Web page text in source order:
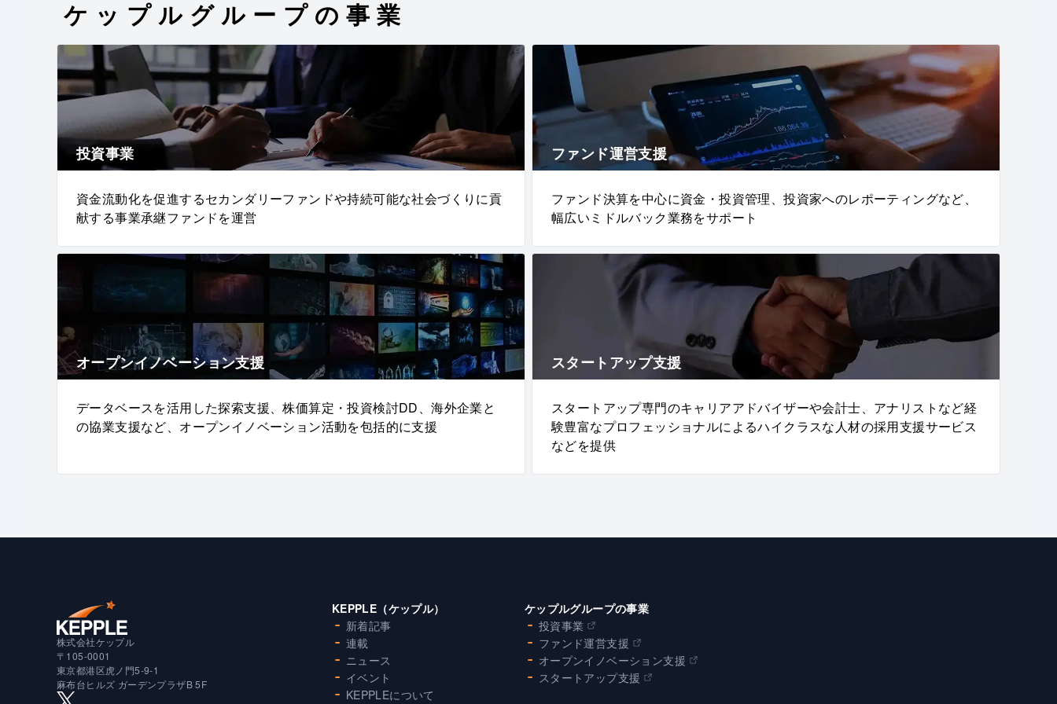
ケップルグループの事業
投資事業
資金流動化を促進するセカンダリーファンドや持続可能な社会づくりに貢
献する事業承継ファンドを運営
ファンド運営支援
ファンド決算を中心に資金・投資管理、投資家へのレポーティングなど、
幅広いミドルバック業務をサポート
オープンイノベーション支援
データベースを活用した探索支援、株価算定・投資検討DD、海外企業と
の協業支援など、オープンイノベーション活動を包括的に支援
スタートアップ支援
スタートアップ専門のキャリアアドバイザーや会計士、アナリストなど経
験豊富なプロフェッショナルによるハイクラスな人材の採用支援サービス
などを提供
株式会社ケップル
〒105-0001
東京都港区虎ノ門5-9-1
麻布台ヒルズ ガーデンプラザB 5F
KEPPLE（ケップル）
新着記事
連載
ニュース
イベント
KEPPLEについて
ケップルグループの事業
投資事業
ファンド運営支援
オープンイノベーション支援
スタートアップ支援